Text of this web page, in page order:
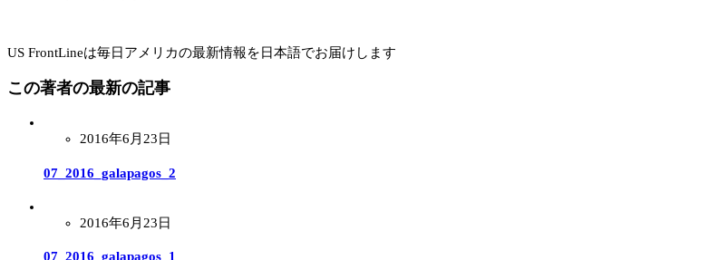
US FrontLineは毎日アメリカの最新情報を日本語でお届けします
この著者の最新の記事
2016年6月23日
07_2016_galapagos_2
2016年6月23日
07_2016_galapagos_1